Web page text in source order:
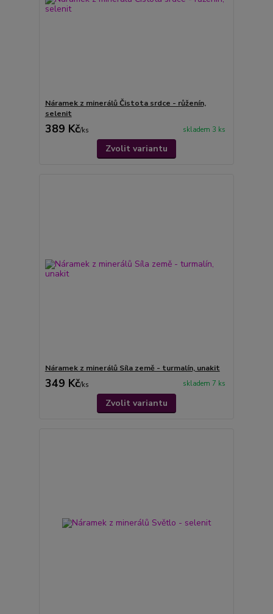
Náramek z minerálů Čistota srdce - růženín,
selenit
389 Kč/ks skladem 3 ks
Zvolit variantu
Náramek z minerálů Síla země - turmalín, unakit
349 Kč/ks skladem 7 ks
Zvolit variantu